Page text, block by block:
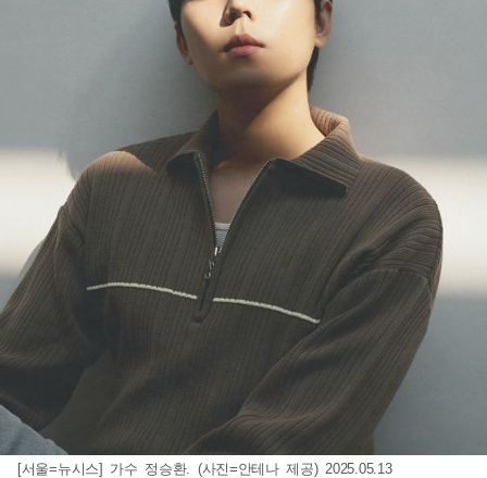
[서울=뉴시스] 가수 정승환. (사진=안테나 제공) 2025.05.13